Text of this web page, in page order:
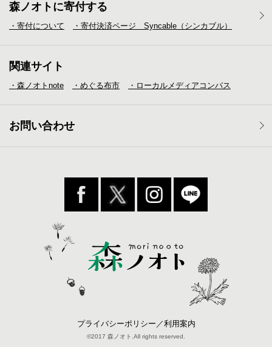
森ノオトに寄付する
・寄付について ・寄付決済ページ Syncable（シンカブル）
関連サイト
・森ノオトnote ・めぐる布市 ・ローカルメディア コンパス
お問い合わせ
プライバシーポリシー／利用案内
©2017 森ノオト.All rights reserved.